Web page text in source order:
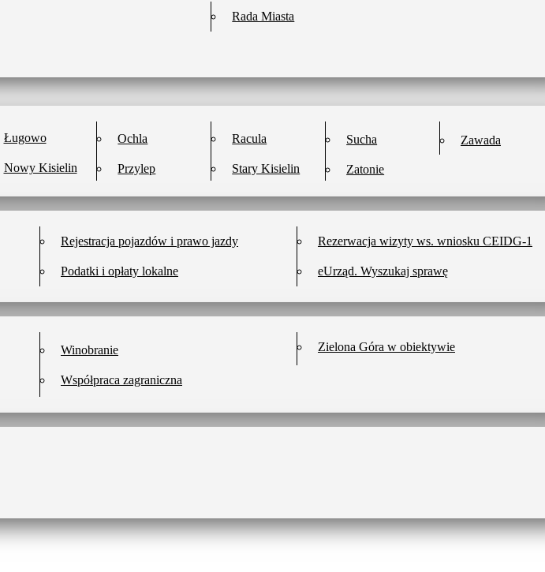
Rada Miasta
Ługowo
Nowy Kisielin
Ochla
Przylep
Racula
Stary Kisielin
Sucha
Zatonie
Zawada
Rejestracja pojazdów i prawo jazdy
Podatki i opłaty lokalne
Rezerwacja wizyty ws. wniosku CEIDG-1
eUrząd. Wyszukaj sprawę
Winobranie
Współpraca zagraniczna
Zielona Góra w obiektywie